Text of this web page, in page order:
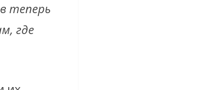
теперь
где